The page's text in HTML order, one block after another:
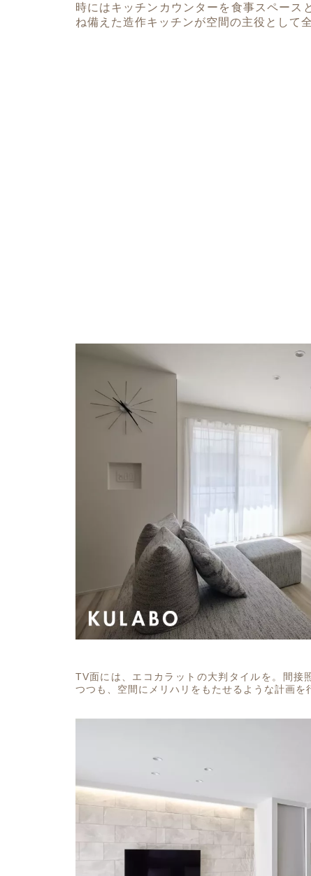
時にはキッチンカウンターを食事スペース
ね備えた造作キッチンが空間の主役として
TV面には、エコカラットの大判タイルを。間接
つつも、空間にメリハリをもたせるような計画を